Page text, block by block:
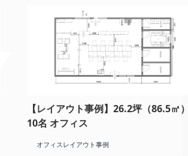
【レイアウト事例】26.2坪（86.5㎡）
10名 オフィス
オフィスレイアウト事例